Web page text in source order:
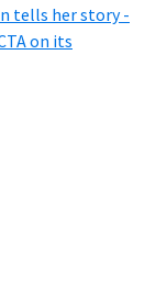
tells her story -
on its